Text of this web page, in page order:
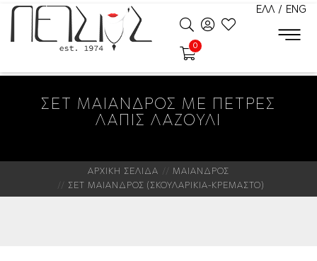
ΕΛΛ / ENG
0
ΣΕΤ ΜΑΙΑΝΔΡΟΣ ΜΕ ΠΕΤΡΕΣ
ΛΑΠΙΣ ΛΑΖΟΥΛΙ
ΑΡΧΙΚΗ ΣΕΛΙΔΑ
ΜΑΙΑΝΔΡΟΣ
ΣΕΤ ΜΑΙΑΝΔΡΟΣ (ΣΚΟΥΛΑΡΙΚΙΑ-ΚΡΕΜΑΣΤΟ)